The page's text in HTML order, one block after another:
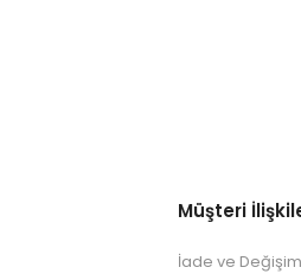
Müşteri
İade ve Değişim